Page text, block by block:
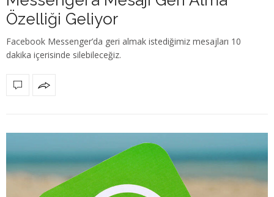
Özelliği Geliyor
Facebook Messenger’da geri almak istediğimiz mesajları 10
dakika içerisinde silebileceğiz.